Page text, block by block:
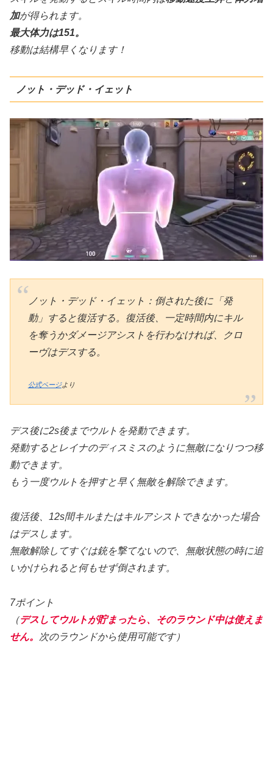
加が得られます。
最大体力は151。
移動は結構早くなります！
ノット・デッド・イェット
ノット・デッド・イェット：倒された後に「発
動」すると復活する。復活後、一定時間内にキル
を奪うかダメージアシストを行わなければ、クロ
ーヴはデスする。
公式ページより
デス後に2s後までウルトを発動できます。
発動するとレイナのディスミスのように無敵になりつつ移
動できます。
もう一度ウルトを押すと早く無敵を解除できます。
復活後、12s間キルまたはキルアシストできなかった場合
はデスします。
無敵解除してすぐは銃を撃てないので、無敵状態の時に追
いかけられると何もせず倒されます。
7ポイント
（デスしてウルトが貯まったら、そのラウンド中は使えま
せん。
次のラウンドから使用可能です）